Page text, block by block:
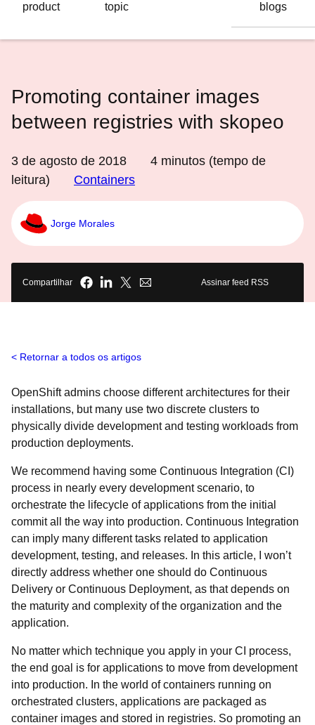
product
topic
blogs
Promoting container images
between registries with skopeo
3 de agosto de 2018 4 minutos (tempo de
leitura)
Containers
Jorge Morales
Compartilhar Assinar feed RSS
Retornar a todos os artigos
OpenShift admins choose different architectures for their
installations, but many use two discrete clusters to
physically divide development and testing workloads from
production deployments.
We recommend having some Continuous Integration (CI)
process in nearly every development scenario, to
orchestrate the lifecycle of applications from the initial
commit all the way into production. Continuous Integration
can imply many different tasks related to application
development, testing, and releases. In this article, I won’t
directly address whether one should do Continuous
Delivery or Continuous Deployment, as that depends on
the maturity and complexity of the organization and the
application.
No matter which technique you apply in your CI process,
the end goal is for applications to move from development
into production. In the world of containers running on
orchestrated clusters, applications are packaged as
container images and stored in registries. So promoting an